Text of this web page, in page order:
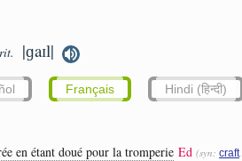
|ɡaɪl|
Français Hindi (हिन्दी)
en étant doué pour la tromperie Ed (syn: craft,